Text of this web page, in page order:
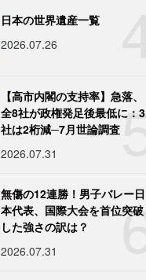
日本の世界遺産一覧
2026.07.26
5
【高市内閣の支持率】急落、
全8社が政権発足後最低に：3
社は2桁減─7月世論調査
2026.07.31
6
無傷の12連勝！男子バレー日
本代表、国際大会を首位突破
した強さの訳は？
2026.07.31